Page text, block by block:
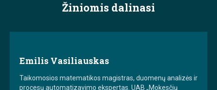
Žiniomis dalinasi
Emilis Vasiliauskas
Taikomosios matematikos magistras, duomenų analizės ir
procesų automatizavimo ekspertas. UAB „Mokesčių